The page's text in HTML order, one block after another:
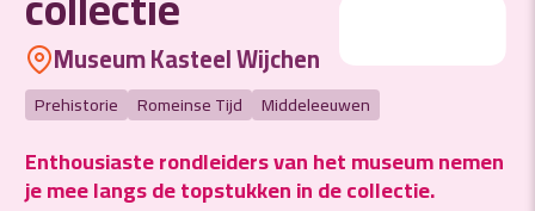
Museum Kasteel Wijchen
Prehistorie Romeinse Tijd Middeleeuwen
Enthousiaste rondleiders van het museum nemen
je mee langs de topstukken in de collectie.